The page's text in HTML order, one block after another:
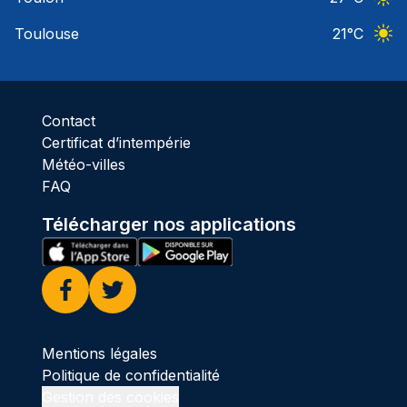
Toulouse
21°C
Contact
Certificat d’intempérie
Météo-villes
FAQ
Télécharger nos applications
Facebook
Twitter
Mentions légales
Politique de confidentialité